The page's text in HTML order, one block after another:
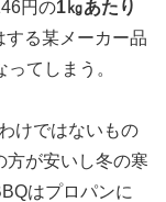
円の1㎏あたり
する某メーカー品
てしまう。
けではないもの
方が安いし冬の寒
はプロパンに